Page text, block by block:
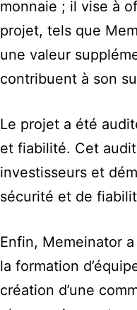
monnaie ; il vise à
projet, tels que
une valeur
contribuent à son
Le projet a été
et fiabilité. Cet
investisseurs et
sécurité et de
Enfin, Memeinator
la formation
création d’une